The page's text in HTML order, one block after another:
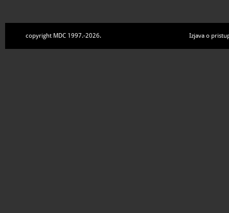
copyright MDC 1997.-2026. Izjava o